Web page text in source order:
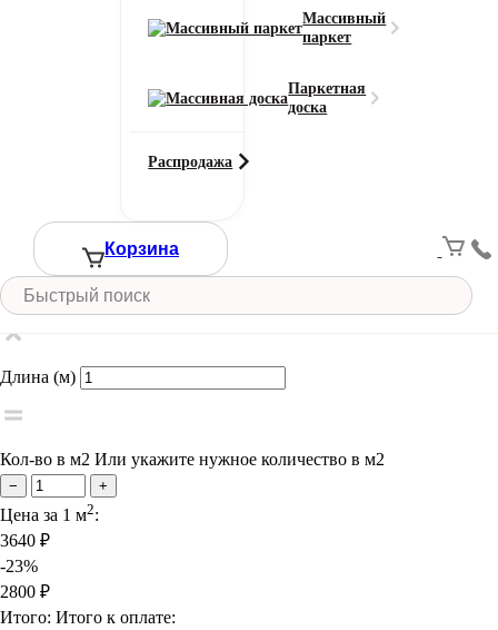
Массивный
паркет
Паркетная
доска
Распродажа
Корзина
Класс износостойкости
Черный
Смотреть все характеристики
Ширина (м)
Длина (м)
Кол-во в м2 Или укажите нужное количество в м2
− +
Цена за 1 м2:
3640 ₽
-23%
2800 ₽
Итого: Итого к оплате: